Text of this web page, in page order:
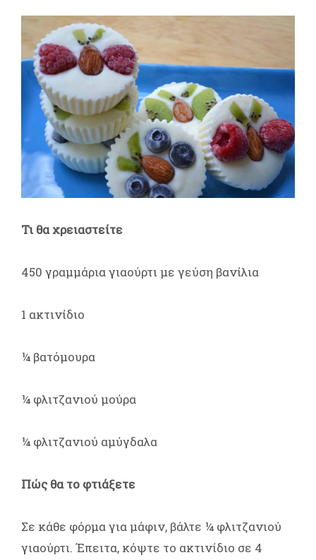
Τι θα χρειαστείτε
450 γραμμάρια γιαούρτι με γεύση βανίλια
1 ακτινίδιο
¼ βατόμουρα
¼ φλιτζανιού μούρα
¼ φλιτζανιού αμύγδαλα
Πώς θα το φτιάξετε
Σε κάθε φόρμα για μάφιν, βάλτε ¼ φλιτζανιού
γιαούρτι. Έπειτα, κόψτε το ακτινίδιο σε 4